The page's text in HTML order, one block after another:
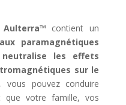
contient un
paramagnétiques
neutralise les effets
sur le
vous pouvez conduire
que votre famille, vos